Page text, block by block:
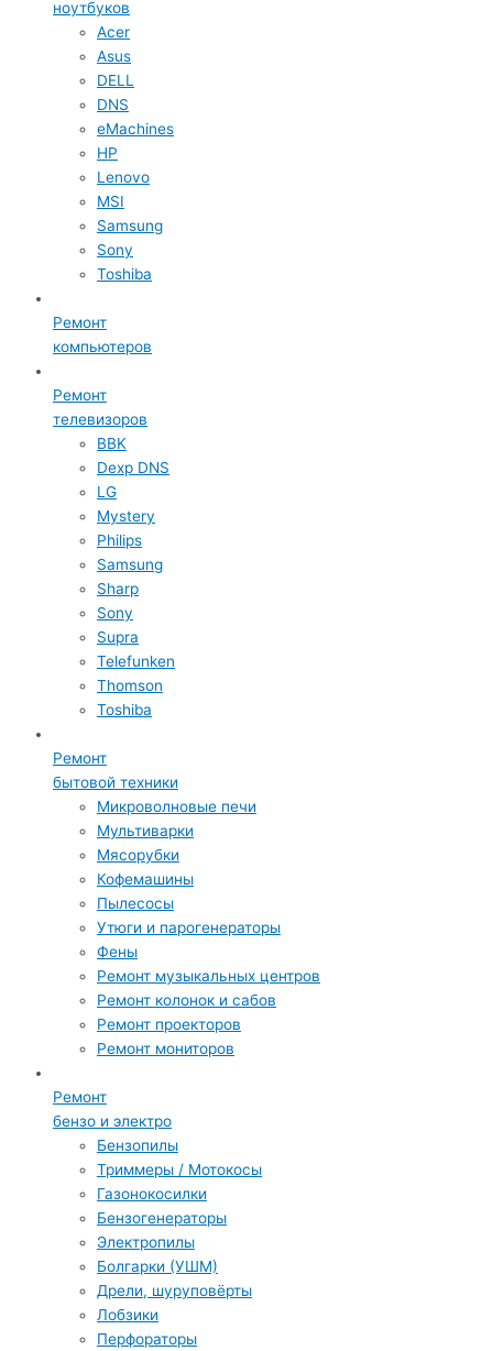
ноутбуков
Acer
Asus
DELL
DNS
eMachines
HP
Lenovo
MSI
Samsung
Sony
Toshiba
Ремонт
компьютеров
Ремонт
телевизоров
BBK
Dexp DNS
LG
Mystery
Philips
Samsung
Sharp
Sony
Supra
Telefunken
Thomson
Toshiba
Ремонт
бытовой техники
Микроволновые печи
Мультиварки
Мясорубки
Кофемашины
Пылесосы
Утюги и парогенераторы
Фены
Ремонт музыкальных центров
Ремонт колонок и сабов
Ремонт проекторов
Ремонт мониторов
Ремонт
бензо и электро
Бензопилы
Триммеры / Мотокосы
Газонокосилки
Бензогенераторы
Электропилы
Болгарки (УШМ)
Дрели, шуруповёрты
Лобзики
Перфораторы